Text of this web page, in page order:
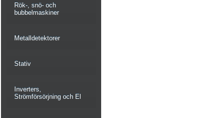
Rök-, snö- och
bubbelmaskiner
Metalldetektorer
Stativ
Inverters,
Strömförsörjning och El